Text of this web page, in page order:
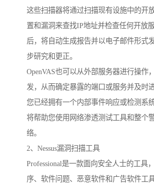
这些扫描器将通过扫描现有设施中的开
置和漏洞来查找IP地址并检查任何开放
后，将自动生成报告并以电子邮件形式
步研究和更正。
OpenVAS也可以从外部服务器进行操作
发，从而确定暴露的端口或服务并及时
您已经拥有一个内部事件响应或检测系
将帮助您使用网络渗透测试工具和整个
络。
2、Nessus漏洞扫描工具
Professional是一款面向安全人士的工具
序、软件问题、恶意软件和广告软件工